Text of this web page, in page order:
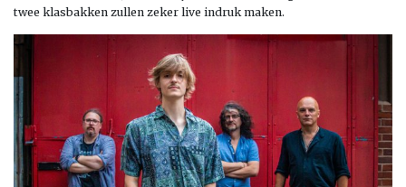
twee klasbakken zullen zeker live indruk maken.